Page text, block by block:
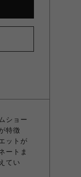
ショー
特徴
ットが
ートま
てい